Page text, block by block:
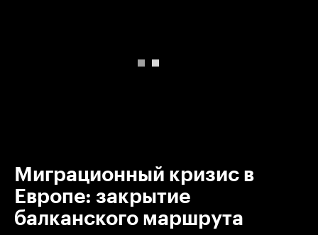
Миграционный кризис в
Европе: закрытие
балканского маршрута